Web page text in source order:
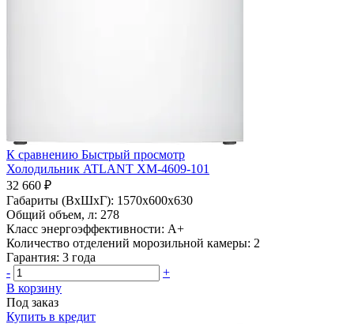
К сравнению Быстрый просмотр
Холодильник ATLANT ХМ-4609-101
32 660 ₽
Габариты (ВхШхГ): 1570x600x630
Общий объем, л: 278
Класс энергоэффективности: A+
Количество отделений морозильной камеры: 2
Гарантия: 3 года
-
+
В корзину
Под заказ
Купить в кредит